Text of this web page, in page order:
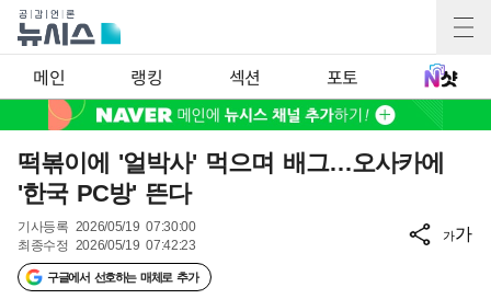
메인 랭킹 섹션 포토
떡볶이에 '얼박사' 먹으며 배그…오사카에
'한국 PC방' 뜬다
기사등록 2026/05/19 07:30:00
최종수정 2026/05/19 07:42:23
구글에서 선호하는 매체로 추가
가가